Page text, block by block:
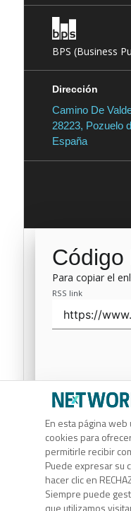
En esta página
cookies para
permitirle recibir
Puede expresar su
hacer clic en
Siempre puede
que utilizamos
BPS (Business
Dirección
Camino De
28223, Pozuelo
España
Código
Para copiar el
RSS link
Código
Para copiar el